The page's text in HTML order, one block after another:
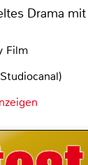
Drama
Film